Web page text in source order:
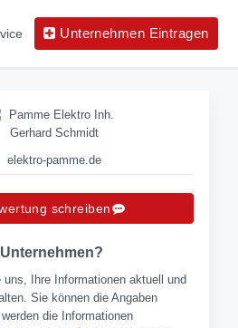
Unternehmen Eintragen
elektro-pamme.de
schreiben
Ihre Informationen aktuell und
Sie können die Angaben
die Informationen